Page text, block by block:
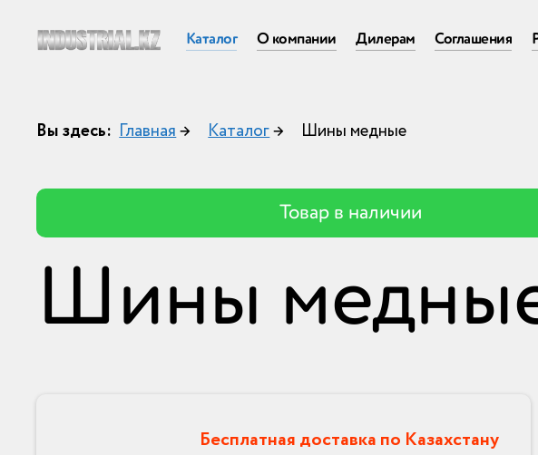
Каталог О компании Дилерам Соглашения
Вы здесь:Главная→ Каталог→ Шины медные
Товар в наличии
Шины
Бесплатная доставка по Казахстану